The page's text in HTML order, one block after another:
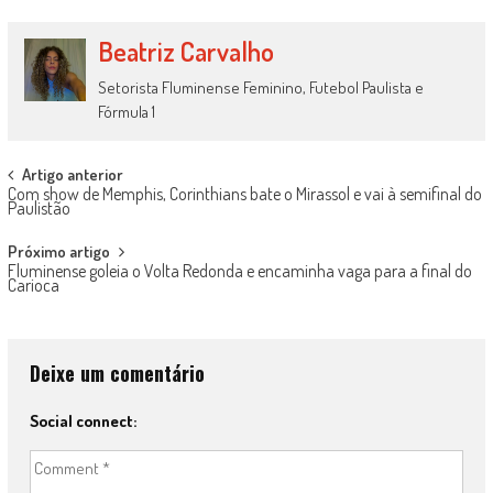
Beatriz Carvalho
Setorista Fluminense Feminino, Futebol Paulista e
Fórmula 1
Post
navigation
Artigo anterior
Com show de Memphis, Corinthians bate o Mirassol e vai à semifinal do
Paulistão
Próximo artigo
Fluminense goleia o Volta Redonda e encaminha vaga para a final do
Carioca
Deixe um comentário
Social connect: